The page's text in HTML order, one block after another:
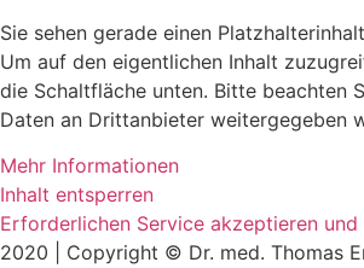
Sie sehen gerade einen
Um auf den eigentlichen Inhalt
die Schaltfläche unten. Bitte beachten
Daten an Drittanbieter weitergegeben
Mehr Informationen
Inhalt entsperren
Erforderlichen Service akzeptieren
2020 | Copyright © Dr. med. Thomas